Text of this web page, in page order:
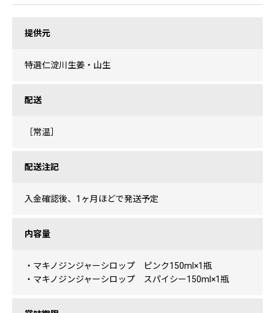
提供元
特選仁淀川生姜・山生
配送
［常温］
配送注記
入金確認後、1ヶ月ほどで発送予定
内容量
・マキノジンジャーシロップ ピンク150ml×1瓶
・マキノジンジャーシロップ スパイシー150ml×1瓶